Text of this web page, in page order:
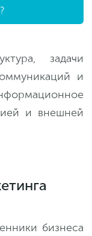
задачи
и
и внешней
бизнеса